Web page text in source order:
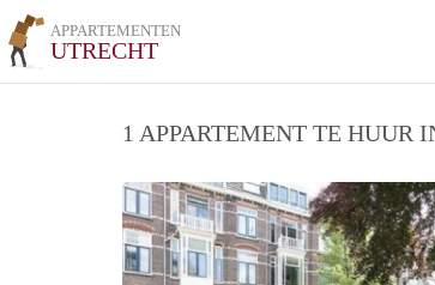
APPARTEMENTEN
UTRECHT
1 APPARTEMENT TE HUUR